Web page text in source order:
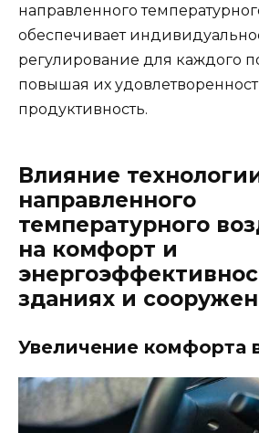
направленного
обеспечивает
регулирование для каждого
повышая их
продуктивность.
Влияние
направленного
температурного
на комфорт и
зданиях и
Увеличение комфорта